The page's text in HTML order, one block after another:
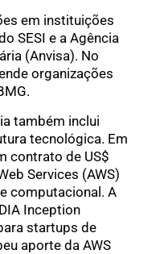
em instituições
SESI e a Agência
(Anvisa). No
organizações
também inclui
tecnológica. Em
contrato de US$
Services (AWS)
computacional. A
Inception
startups de
aporte da AWS